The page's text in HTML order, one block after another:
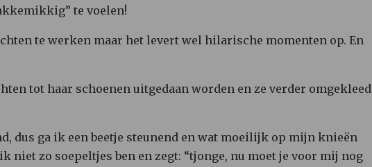
te voelen!
te werken maar het levert wel hilarische momenten op. En
tot haar schoenen uitgedaan worden en ze verder omgekleed
dus ga ik een beetje steunend en wat moeilijk op mijn knieën
niet zo soepeltjes ben en zegt: “tjonge, nu moet je voor mij nog